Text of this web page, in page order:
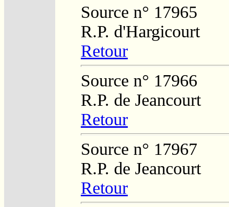
Source n° 17965
R.P. d'Hargicourt
Retour
Source n° 17966
R.P. de Jeancourt
Retour
Source n° 17967
R.P. de Jeancourt
Retour